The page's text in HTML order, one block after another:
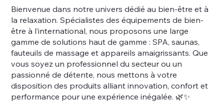
Bienvenue dans notre univers dédié au bien-être et à
la relaxation. Spécialistes des équipements de bien-
être à l’international, nous proposons une large
gamme de solutions haut de gamme : SPA, saunas,
fauteuils de massage et appareils amaigrissants. Que
vous soyez un professionnel du secteur ou un
passionné de détente, nous mettons à votre
disposition des produits alliant innovation, confort et
performance pour une expérience inégalée. 🌿✨